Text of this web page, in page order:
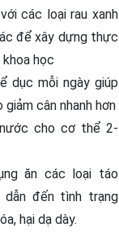
các loại rau xanh
để xây dựng thực
học
dục mỗi ngày giúp
cân nhanh hơn
cho cơ thể 2-
ăn các loại táo
dẫn đến tình trạng
hại dạ dày.